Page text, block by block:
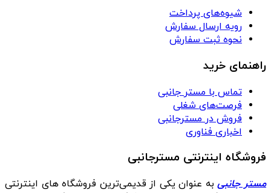
شیوه‌های پرداخت
رویه ارسال سفارش
نحوه ثبت سفارش
راهنمای خرید
تماس با مستر جانبی
فرصت‌های شغلی
فروش در مسترجانبی
اخباری فناوری
فروشگاه اینترنتی مسترجانبی
مستر جانبیبه عنوان یکی از قدیمی‌ترین فروشگاه های اینترنتی